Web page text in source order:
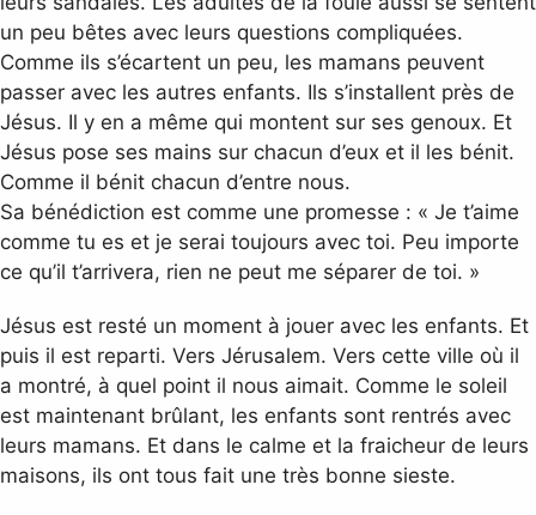
un peu bêtes avec leurs questions compliquées.
Comme ils s’écartent un peu, les mamans peuvent
passer avec les autres enfants. Ils s’installent près de
Jésus. Il y en a même qui montent sur ses genoux. Et
Jésus pose ses mains sur chacun d’eux et il les bénit.
Comme il bénit chacun d’entre nous.
Sa bénédiction est comme une promesse : « Je t’aime
comme tu es et je serai toujours avec toi. Peu importe
ce qu’il t’arrivera, rien ne peut me séparer de toi. »
Jésus est resté un moment à jouer avec les enfants. Et
puis il est reparti. Vers Jérusalem. Vers cette ville où il
a montré, à quel point il nous aimait. Comme le soleil
est maintenant brûlant, les enfants sont rentrés avec
leurs mamans. Et dans le calme et la fraicheur de leurs
maisons, ils ont tous fait une très bonne sieste.